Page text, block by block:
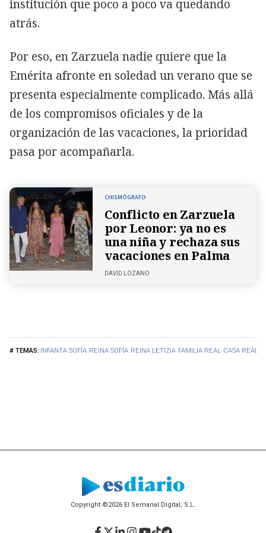
INFANTA SOFÍA REINA SOFÍA REINA LETIZIA FAMILIA REAL CASA REAL
institución que poco a poco va quedando
atrás.
Por eso, en Zarzuela nadie quiere que la
Emérita afronte en soledad un verano que se
presenta especialmente complicado. Más allá
de los compromisos oficiales y de la
organización de las vacaciones, la prioridad
pasa por acompañarla.
CHISMÓGRAFO
Conflicto en Zarzuela
por Leonor: ya no es
una niña y rechaza sus
vacaciones en Palma
DAVID LOZANO
Copyright ©2026 El Semanal Digital, S.L.